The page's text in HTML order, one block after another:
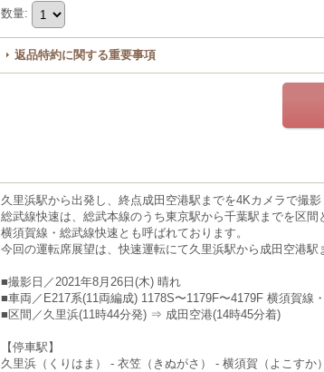
数量:
返品特約に関する重要事項
久里浜駅から出発し、終点成田空港駅までを4Kカメラで撮
総武線快速は、総武本線のうち東京駅から千葉駅までを区
横須賀線・総武線快速とも呼ばれております。
今回の運転席展望は、快速運転にて久里浜駅から成田空港駅
■撮影日／2021年8月26日(木) 晴れ
■車両／E217系(11両編成) 1178S〜1179F〜4179F 横須賀線
■区間／久里浜(11時44分発) ⇒ 成田空港(14時45分着)
【停車駅】
久里浜（くりはま） - 衣笠（きぬがさ） - 横須賀（よこす